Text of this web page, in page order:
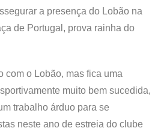
a presença do Lobão na
de Portugal, prova rainha do
com o Lobão, mas fica uma
muito bem sucedida,
trabalho árduo para se
neste ano de estreia do clube